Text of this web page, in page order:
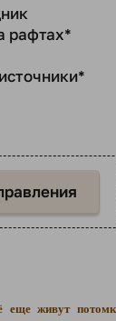
рафтах*
еще живут